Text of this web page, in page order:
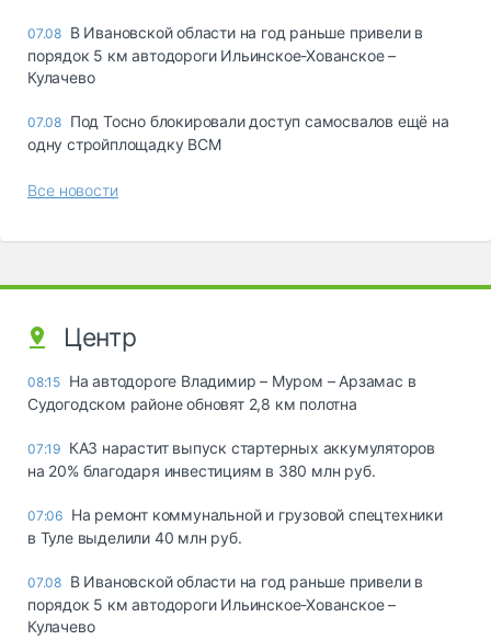
07.08 В Ивановской области на год раньше привели в
порядок 5 км автодороги Ильинское-Хованское –
Кулачево
07.08 Под Тосно блокировали доступ самосвалов ещё на
одну стройплощадку ВСМ
Все новости
Центр
08:15 На автодороге Владимир – Муром – Арзамас в
Судогодском районе обновят 2,8 км полотна
07:19 КАЗ нарастит выпуск стартерных аккумуляторов
на 20% благодаря инвестициям в 380 млн руб.
07:06 На ремонт коммунальной и грузовой спецтехники
в Туле выделили 40 млн руб.
07.08 В Ивановской области на год раньше привели в
порядок 5 км автодороги Ильинское-Хованское –
Кулачево